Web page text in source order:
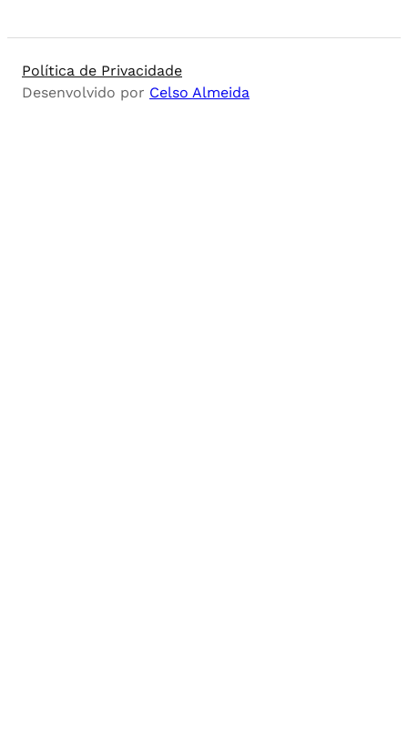
Política de Privacidade
Desenvolvido por Celso Almeida